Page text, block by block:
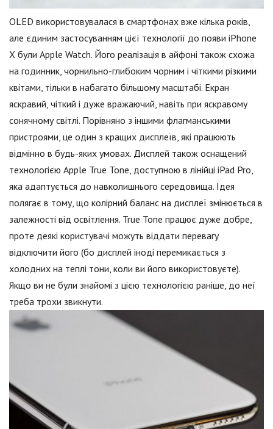
OLED використовувалася в смартфонах вже кілька років,
але єдиним застосуванням цієї технології до появи iPhone
X були Apple Watch. Його реалізація в айфоні також схожа
на годинник, чорнильно-глибоким чорним і чіткими різкими
квітами, тільки в набагато більшому масштабі. Екран
яскравий, чіткий і дуже вражаючий, навіть при яскравому
сонячному світлі. Порівняно з іншими флагманськими
пристроями, це один з кращих дисплеїв, які працюють
відмінно в будь-яких умовах. Дисплей також оснащений
технологією Apple True Tone, доступною в лінійці iPad Pro,
яка адаптується до навколишнього середовища. Ідея
полягає в тому, що колірний баланс на дисплеї змінюється в
залежності від освітлення. True Tone працює дуже добре,
проте деякі користувачі можуть віддати перевагу
відключити його (бо дисплей іноді перемикається з
холодних на теплі тони, коли ви його використовуєте).
Якщо ви не були знайомі з цією технологією раніше, до неї
треба трохи звикнути.